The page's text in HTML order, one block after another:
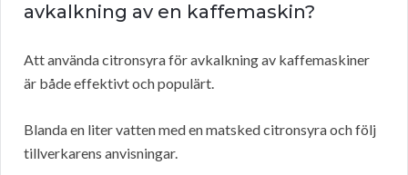
avkalkning av en kaffemaskin?
Att använda citronsyra för avkalkning av kaffemaskiner
är både effektivt och populärt.
Blanda en liter vatten med en matsked citronsyra och följ
tillverkarens anvisningar.